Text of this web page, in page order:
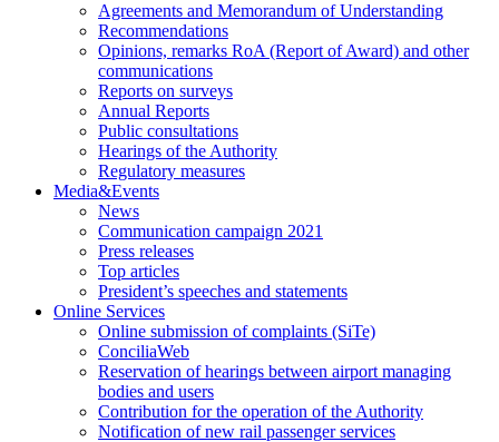
Agreements and Memorandum of Understanding
Recommendations
Opinions, remarks RoA (Report of Award) and other
communications
Reports on surveys
Annual Reports
Public consultations
Hearings of the Authority
Regulatory measures
Media&Events
News
Communication campaign 2021
Press releases
Top articles
President’s speeches and statements
Online Services
Online submission of complaints (SiTe)
ConciliaWeb
Reservation of hearings between airport managing
bodies and users
Contribution for the operation of the Authority
Notification of new rail passenger services